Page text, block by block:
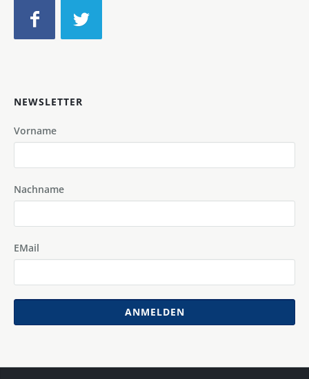
NEWSLETTER
Vorname
Nachname
EMail
ANMELDEN